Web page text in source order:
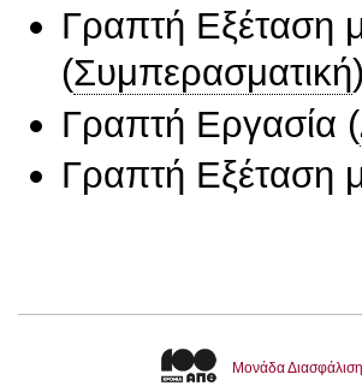
Γραπτή Εξέταση
(Συμπερασματική)
Γραπτή Εργασία (
Γραπτή Εξέταση
Μονάδα